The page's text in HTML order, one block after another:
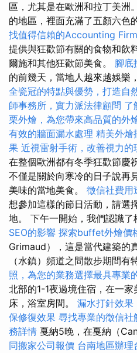
區，尤其是在歐洲和拉丁美洲
的地區，裡面充滿了五顏六色
找值得信賴的Accounting Firm
提供與狂歡節有關的食物和飲
爾施和其他狂歡節美食。 腳底
的前幾天，當地人越來越娛樂
全瓷冠的特點與優勢，打造自
師事務所，實力派法律顧問 了
栗外燴，為您帶來高品質的外
有效的牆面漏水處理 精美外燴
果 近視雷射手術，改善視力的
在整個歐洲都有冬季狂歡節慶
不僅是關於向寒冷的日子說再
美味的當地美食。 徵信社費用
想參加這樣的節日活動，請選
地。 下午一開始，我們認識
SEO的影響 探索buffet外燴價
Grimaud），這是當代建築的
（水鎮）頻道之間散步期間有
照，為您的業務選擇最具專業
北部的1-1夜過境住宿，在一
床，浴室房間。 漏水打針效果
保修復效果 尋找專業的徵信社
務詳情 戛納5晚，在戛納（
同搬家公司報價 台南地區辦理